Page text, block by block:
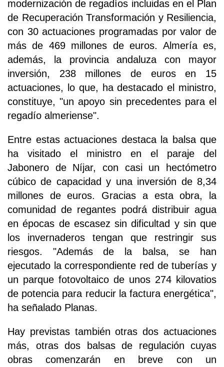
modernización de regadíos incluidas en el Plan
de Recuperación Transformación y Resiliencia,
con 30 actuaciones programadas por valor de
más de 469 millones de euros. Almería es,
además, la provincia andaluza con mayor
inversión, 238 millones de euros en 15
actuaciones, lo que, ha destacado el ministro,
constituye, "un apoyo sin precedentes para el
regadío almeriense".
Entre estas actuaciones destaca la balsa que
ha visitado el ministro en el paraje del
Jabonero de Níjar, con casi un hectómetro
cúbico de capacidad y una inversión de 8,34
millones de euros. Gracias a esta obra, la
comunidad de regantes podrá distribuir agua
en épocas de escasez sin dificultad y sin que
los invernaderos tengan que restringir sus
riesgos. "Además de la balsa, se han
ejecutado la correspondiente red de tuberías y
un parque fotovoltaico de unos 274 kilovatios
de potencia para reducir la factura energética",
ha señalado Planas.
Hay previstas también otras dos actuaciones
más, otras dos balsas de regulación cuyas
obras comenzarán en breve con un